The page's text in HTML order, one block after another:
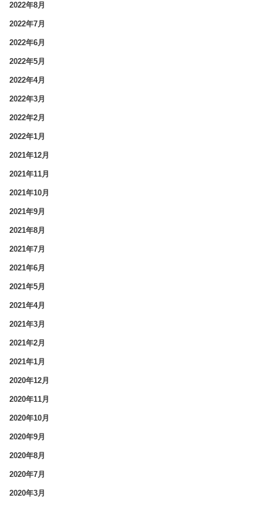
2022年8月
2022年7月
2022年6月
2022年5月
2022年4月
2022年3月
2022年2月
2022年1月
2021年12月
2021年11月
2021年10月
2021年9月
2021年8月
2021年7月
2021年6月
2021年5月
2021年4月
2021年3月
2021年2月
2021年1月
2020年12月
2020年11月
2020年10月
2020年9月
2020年8月
2020年7月
2020年3月